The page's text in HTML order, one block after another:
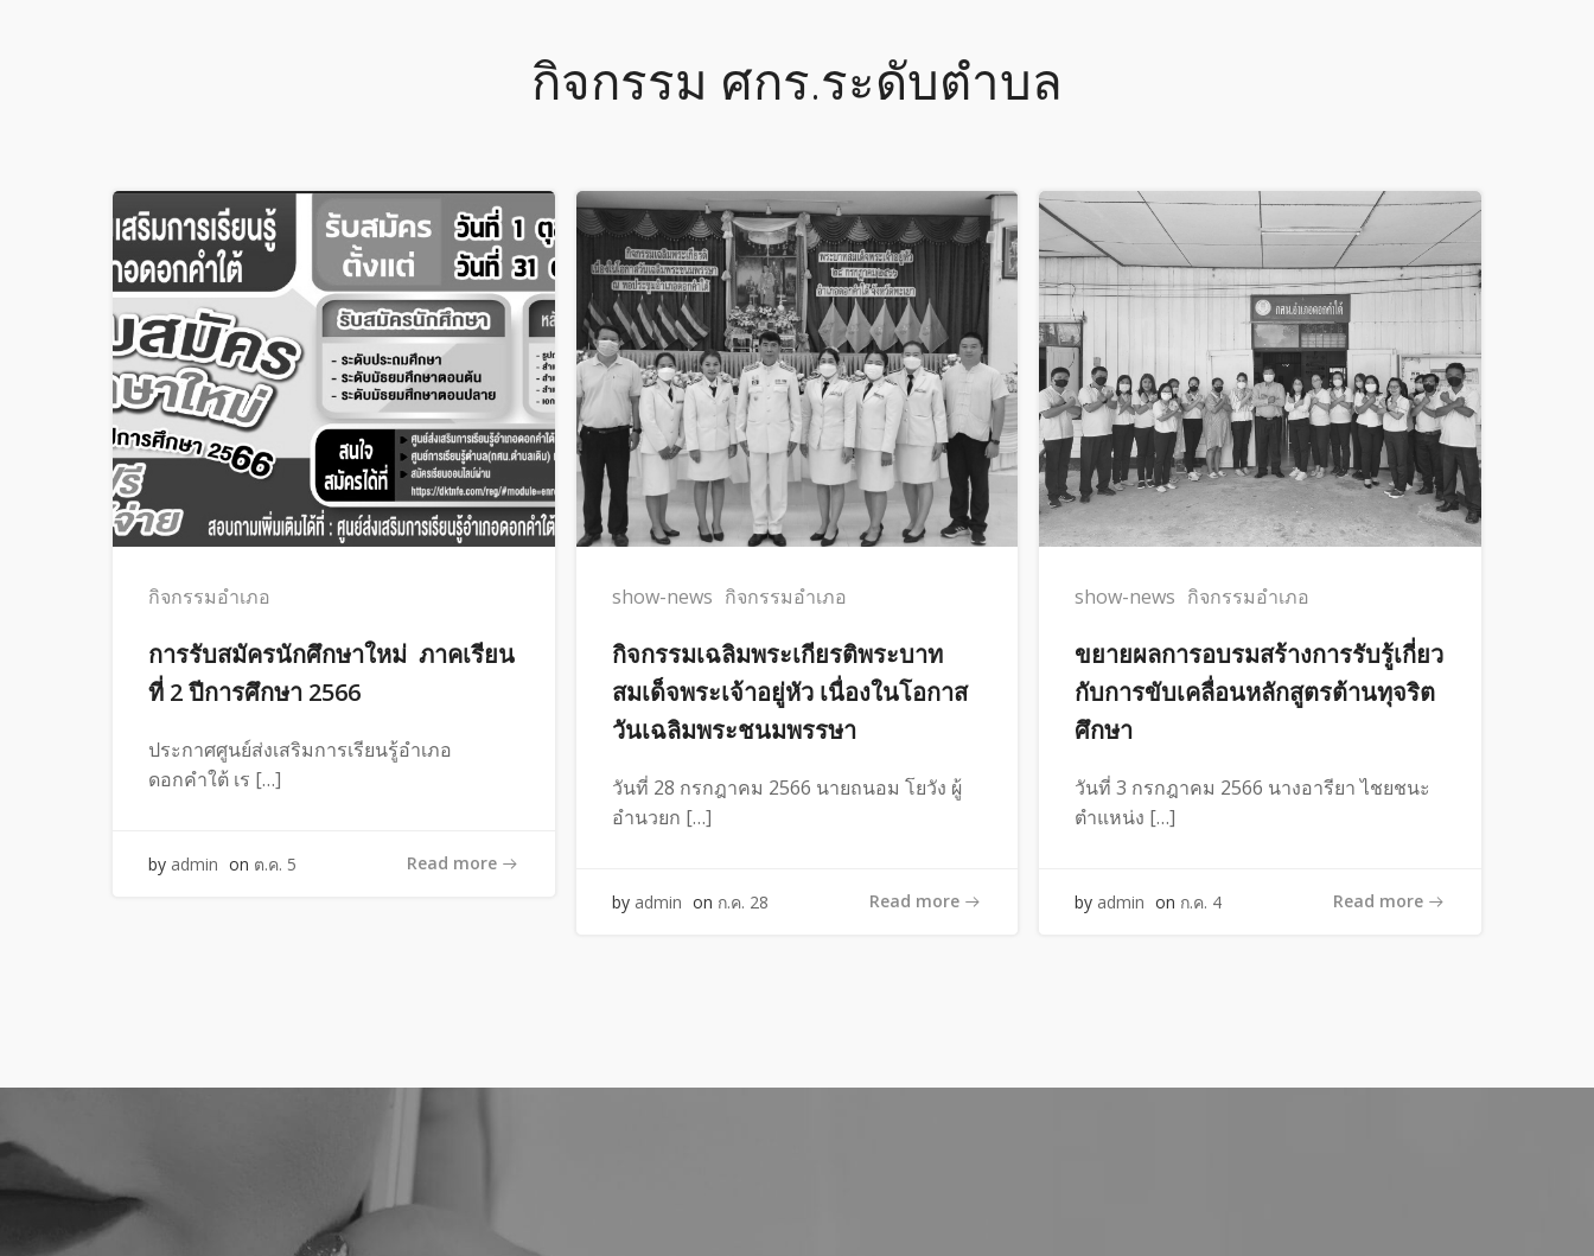
กิจกรรม ศกร.ระดับตำบล
กิจกรรมอำเภอ
การรับสมัครนักศึกษาใหม่ ภาคเรียน
ที่ 2 ปีการศึกษา 2566
ประกาศศูนย์ส่งเสริมการเรียนรู้อำเภอ
ดอกคำใต้ เร […]
by admin on ต.ค. 5 Read more
show-news กิจกรรมอำเภอ
กิจกรรมเฉลิมพระเกียรติพระบาท
สมเด็จพระเจ้าอยู่หัว เนื่องในโอกาส
วันเฉลิมพระชนมพรรษา
วันที่ 28 กรกฎาคม 2566 นายถนอม โยวัง ผู้
อำนวยก […]
by admin on ก.ค. 28 Read more
show-news กิจกรรมอำเภอ
ขยายผลการอบรมสร้างการรับรู้เกี่ยว
กับการขับเคลื่อนหลักสูตรต้านทุจริต
ศึกษา
วันที่ 3 กรกฎาคม 2566 นางอารียา ไชยชนะ
ตำแหน่ง […]
by admin on ก.ค. 4 Read more